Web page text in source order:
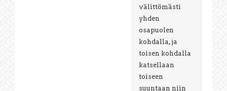
välittömästi
yhden
osapuolen
kohdalla, ja
toisen kohdalla
katsellaan
toiseen
suuntaan niin